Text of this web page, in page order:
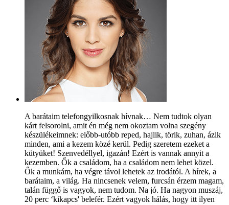
A barátaim telefongyilkosnak hívnak… Nem tudtok olyan
kárt felsorolni, amit én még nem okoztam volna szegény
készülékeimnek: előbb-utóbb reped, hajlik, törik, zuhan, ázik
minden, ami a kezem közé kerül. Pedig szeretem ezeket a
kütyüket! Szenvedéllyel, igazán! Ezért is vannak annyit a
kezemben. Ők a családom, ha a családom nem lehet közel.
Ők a munkám, ha végre távol lehetek az irodától. A hírek, a
barátaim, a világ. Ha nincsenek velem, furcsán érzem magam,
talán függő is vagyok, nem tudom. Na jó. Ha nagyon muszáj,
20 perc ‘kikapcs' belefér. Ezért vagyok hálás, hogy itt ilyen